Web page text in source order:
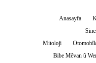
Anasayfa
Mitoloji
Bibe Mêvan û